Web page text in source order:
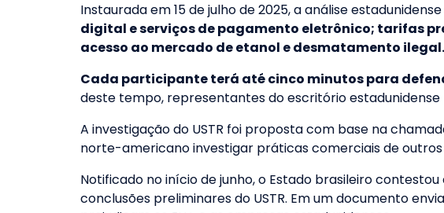
Instaurada em 15 de julho de 2025, a análise
digital e serviços de pagamento eletrônico; tarifas
acesso ao mercado de etanol e desmatamento ilegal.
Cada participante terá até cinco minutos para
deste tempo, representantes do escritório
A investigação do USTR foi proposta com base na
norte-americano investigar práticas comerciais de outros
Notificado no início de junho, o Estado brasileiro
conclusões preliminares do USTR. Em um documento